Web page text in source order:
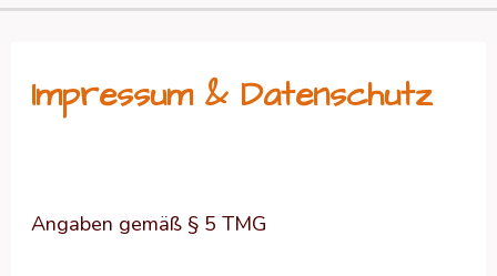
Impressum & Datenschutz
Angaben gemäß § 5 TMG